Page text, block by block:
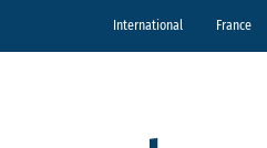
International France